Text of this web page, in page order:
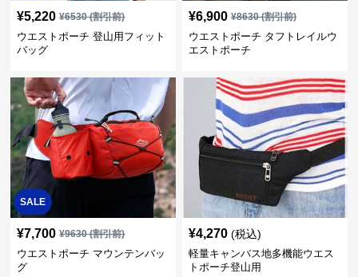
¥5,220 ¥6530(割引前)
ウエストポーチ 登山用フィット
バッグ
¥6,900 ¥8630(割引前)
ウエストポーチ タフトレイルウ
エストポーチ
SALE
¥7,700 ¥9630(割引前)
ウエストポーチ マウンテンバッ
グ
¥4,270 (税込)
軽量キャンバス地多機能ウエス
トポーチ登山用